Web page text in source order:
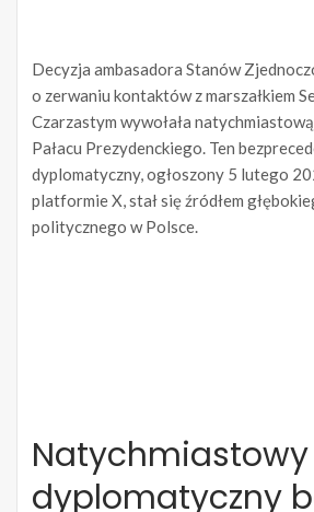
Decyzja ambasadora Stanów
o zerwaniu kontaktów z marszałkiem
Czarzastym wywołała
Pałacu Prezydenckiego. Ten
dyplomatyczny, ogłoszony 5 lutego
platformie X, stał się źródłem
politycznego w Polsce.
Natychmiastowy
dyplomatyczny